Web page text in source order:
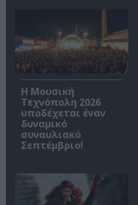
Η Μουσική
Τεχνόπολη 2026
υποδέχεται έναν
δυναμικό
συναυλιακό
Σεπτέμβριο!